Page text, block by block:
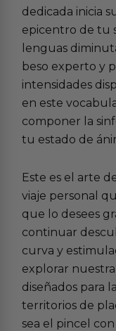
dedicada inicia
epicentro de tu
lenguas
beso experto y
intensidades
en este
componer la
tu estado de
Este es el arte
viaje personal
que lo desees
continuar
curva y
explorar
diseñados para
territorios de
sea el pincel